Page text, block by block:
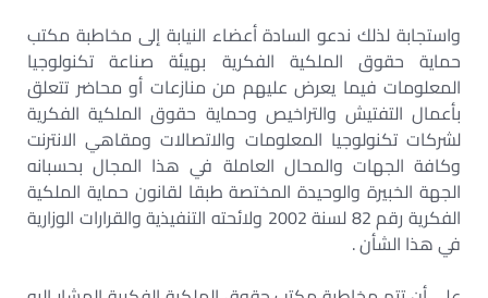
واستجابة لذلك ندعو السادة أعضاء النيابة إلى مخاطبة مكتب
حماية حقوق الملكية الفكرية بهيئة صناعة تكنولوجيا
المعلومات فيما يعرض عليهم من منازعات أو محاضر تتعلق
بأعمال التفتيش والتراخيص وحماية حقوق الملكية الفكرية
لشركات تكنولوجيا المعلومات والاتصالات ومقاهي الانترنت
وكافة الجهات والمحال العاملة في هذا المجال بحسبانه
الجهة الخبيرة والوحيدة المختصة طبقا لقانون حماية الملكية
الفكرية رقم 82 لسنة 2002 ولائحته التنفيذية والقرارات الوزارية
في هذا الشأن .